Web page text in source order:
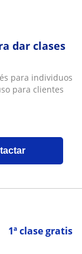
dar clases
para individuos
para clientes
1ª clase gratis